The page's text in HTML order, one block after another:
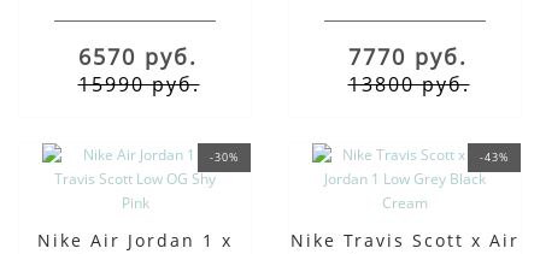
6570 руб.
15990 руб.
7770 руб.
13800 руб.
-30%
Nike Air Jordan 1 x
-43%
Nike Travis Scott x Air